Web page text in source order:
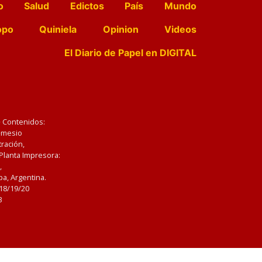
Salud Edictos País
Mundo
Quiniela Opinion
Videos
El Diario de Papel en DIGITAL
Impresora:
Argentina.
19/20